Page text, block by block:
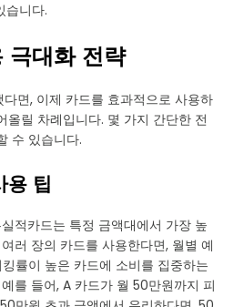
습니다.
극대화 전략
면, 이제 카드를 효과적으로 사용하
올릴 차례입니다. 몇 가지 간단한 전
수 있습니다.
용 팁
적카드는 특정 금액대에서 가장 높
러 장의 카드를 사용한다면, 월별 예
률이 높은 카드에 소비를 집중하는
를 들어, A 카드가 월 50만원까지 피